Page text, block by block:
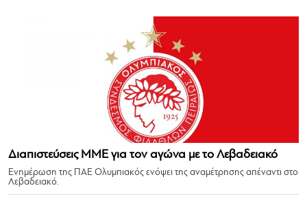
Διαπιστεύσεις ΜΜΕ για τον αγώνα με το Λεβαδειακό
Ενημέρωση της ΠΑΕ Ολυμπιακός ενόψει της αναμέτρησης απέναντι στο
Λεβαδειακό.